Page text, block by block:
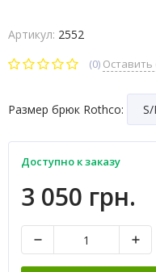
Артикул: 2552
(0) Оставить
Размер брюк Rothco:
Доступно к заказу
3 050 грн.